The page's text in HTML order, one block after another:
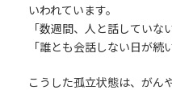
いわれています。
「数週間、人と話していない
「誰とも会話しない日が続
こうした孤立状態は、がん